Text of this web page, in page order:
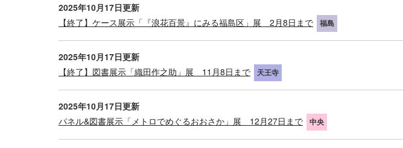
2025年10月17日更新
【終了】ケース展示「『浪花百景』にみる福島区」展 2月8日まで
福島
2025年10月17日更新
【終了】図書展示「織田作之助」展 11月8日まで
天王寺
2025年10月17日更新
パネル&図書展示「メトロでめぐるおおさか」展 12月27日まで
中央